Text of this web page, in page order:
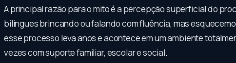
A principal razão para o mito é a percepção superficial do
bilíngues brincando ou falando com fluência, mas
esse processo leva anos e acontece em um ambiente
vezes com suporte familiar, escolar e social.